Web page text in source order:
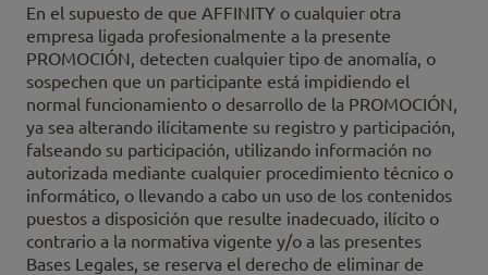
En el supuesto de que AFFINITY o cualquier otra
empresa ligada profesionalmente a la presente
PROMOCIÓN, detecten cualquier tipo de anomalía, o
sospechen que un participante está impidiendo el
normal funcionamiento o desarrollo de la PROMOCIÓN,
ya sea alterando ilícitamente su registro y participación,
falseando su participación, utilizando información no
autorizada mediante cualquier procedimiento técnico o
informático, o llevando a cabo un uso de los contenidos
puestos a disposición que resulte inadecuado, ilícito o
contrario a la normativa vigente y/o a las presentes
Bases Legales, se reserva el derecho de eliminar de